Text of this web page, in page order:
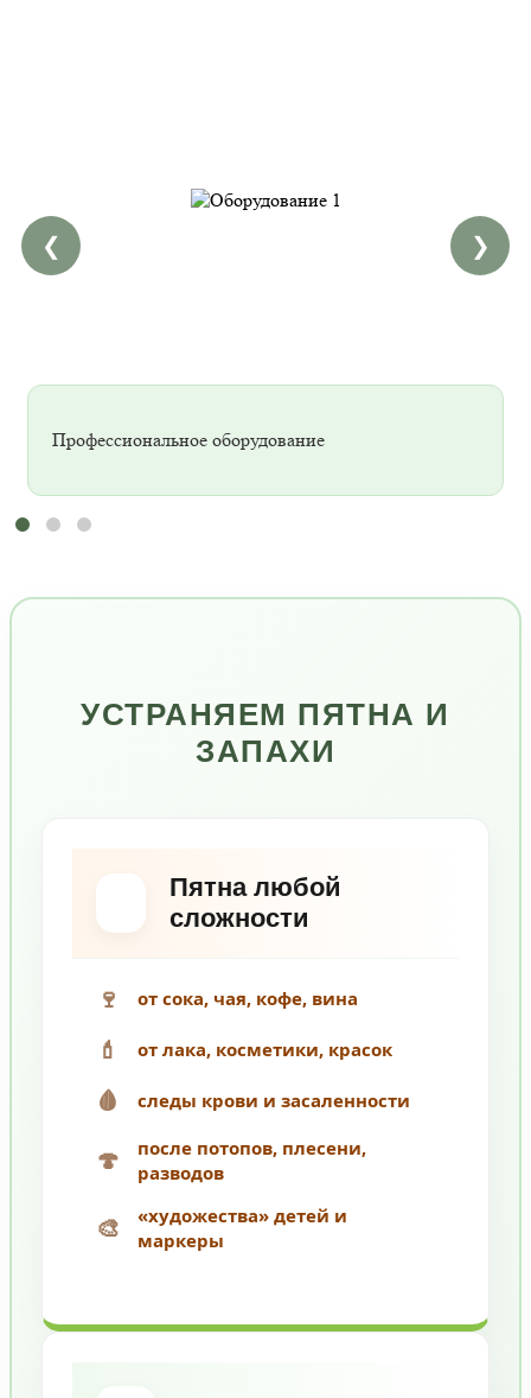
Профессиональное оборудование
❮ ❯
УСТРАНЯЕМ ПЯТНА И
ЗАПАХИ
Пятна любой
сложности
🍷 от сока, чая, кофе, вина
💄 от лака, косметики, красок
🩸 следы крови и засаленности
🍄
после потопов, плесени,
разводов
🎨
«художества» детей и
маркеры